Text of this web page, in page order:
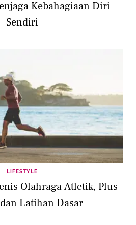
Kebahagiaan Diri
Sendiri
LIFESTYLE
Olahraga Atletik, Plus
Latihan Dasar